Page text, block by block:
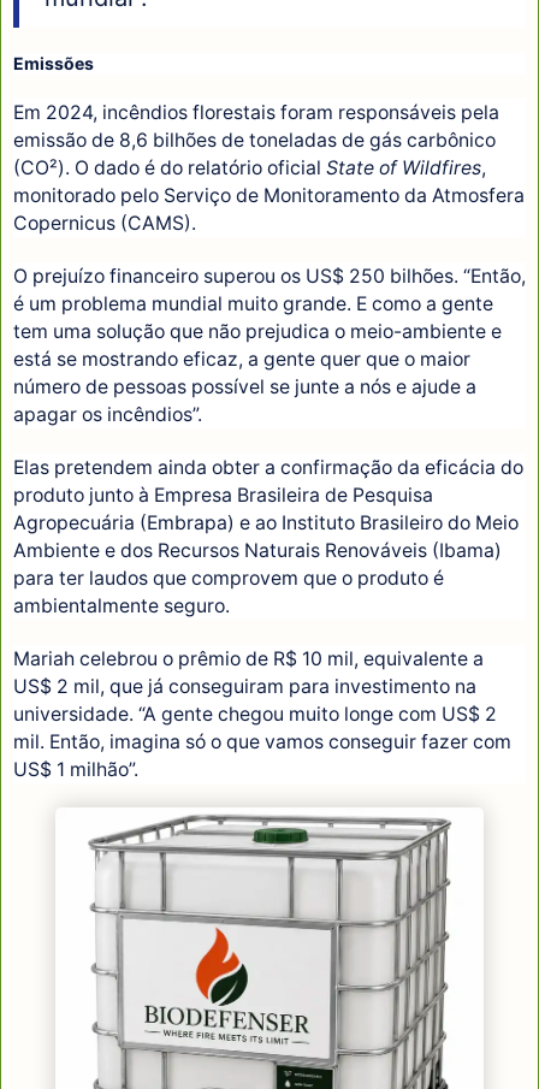
Emissões
Em 2024, incêndios florestais foram responsáveis pela
emissão de 8,6 bilhões de toneladas de gás carbônico
(CO²). O dado é do relatório oficial State of Wildfires,
monitorado pelo Serviço de Monitoramento da Atmosfera
Copernicus (CAMS).
O prejuízo financeiro superou os US$ 250 bilhões. “Então,
é um problema mundial muito grande. E como a gente
tem uma solução que não prejudica o meio-ambiente e
está se mostrando eficaz, a gente quer que o maior
número de pessoas possível se junte a nós e ajude a
apagar os incêndios”.
Elas pretendem ainda obter a confirmação da eficácia do
produto junto à Empresa Brasileira de Pesquisa
Agropecuária (Embrapa) e ao Instituto Brasileiro do Meio
Ambiente e dos Recursos Naturais Renováveis (Ibama)
para ter laudos que comprovem que o produto é
ambientalmente seguro.
Mariah celebrou o prêmio de R$ 10 mil, equivalente a
US$ 2 mil, que já conseguiram para investimento na
universidade. “A gente chegou muito longe com US$ 2
mil. Então, imagina só o que vamos conseguir fazer com
US$ 1 milhão”.